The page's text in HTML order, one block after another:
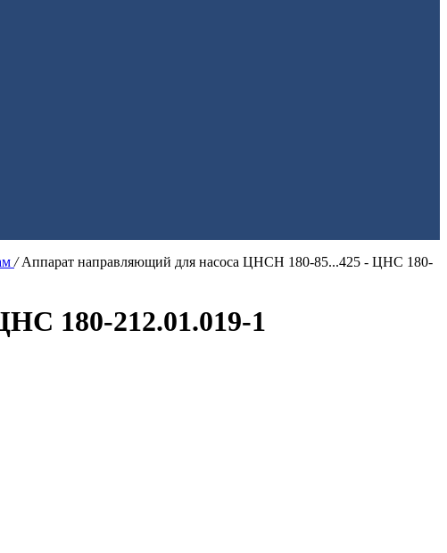
/ Аппарат направляющий для насоса ЦНСН 180-85...425 - ЦНС 180-
180-212.01.019-1